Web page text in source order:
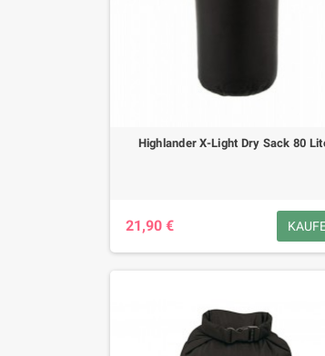
Highlander X-Light Dry Sack 80
21,90 €